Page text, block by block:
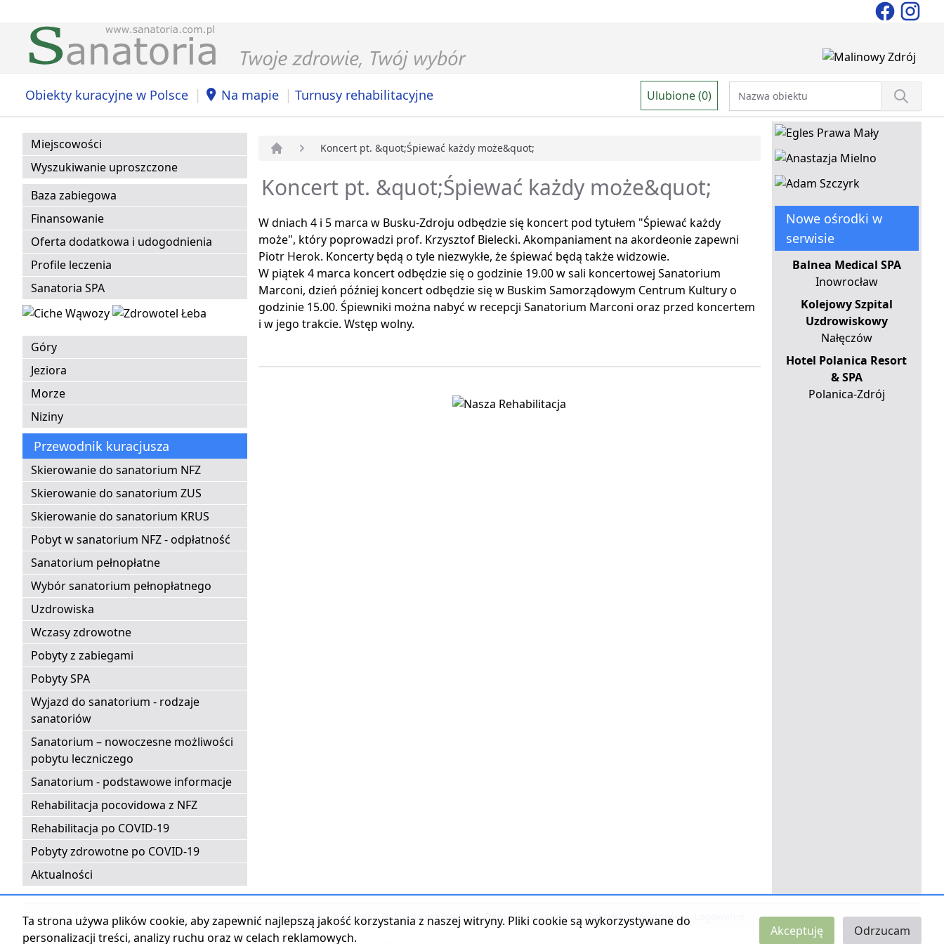
Obiekty kuracyjne w Polsce | Na mapie | Turnusy rehabilitacyjne Ulubione (0)
Miejscowości
Wyszukiwanie uproszczone
Baza zabiegowa
Finansowanie
Oferta dodatkowa i udogodnienia
Profile leczenia
Sanatoria SPA
Góry
Jeziora
Morze
Niziny
Przewodnik kuracjusza
Skierowanie do sanatorium NFZ
Skierowanie do sanatorium ZUS
Skierowanie do sanatorium KRUS
Pobyt w sanatorium NFZ - odpłatność
Sanatorium pełnopłatne
Wybór sanatorium pełnopłatnego
Uzdrowiska
Wczasy zdrowotne
Pobyty z zabiegami
Pobyty SPA
Wyjazd do sanatorium - rodzaje
sanatoriów
Sanatorium – nowoczesne możliwości
pobytu leczniczego
Sanatorium - podstawowe informacje
Rehabilitacja pocovidowa z NFZ
Rehabilitacja po COVID-19
Pobyty zdrowotne po COVID-19
Aktualności
Koncert pt. &quot;Śpiewać każdy może&quot;
Koncert pt. &quot;Śpiewać każdy może&quot;
W dniach 4 i 5 marca w Busku-Zdroju odbędzie się koncert pod tytułem "Śpiewać każdy
może", który poprowadzi prof. Krzysztof Bielecki. Akompaniament na akordeonie zapewni
Piotr Herok. Koncerty będą o tyle niezwykłe, że śpiewać będą także widzowie.
W piątek 4 marca koncert odbędzie się o godzinie 19.00 w sali koncertowej Sanatorium
Marconi, dzień później koncert odbędzie się w Buskim Samorządowym Centrum Kultury o
godzinie 15.00. Śpiewniki można nabyć w recepcji Sanatorium Marconi oraz przed koncertem
i w jego trakcie. Wstęp wolny.
Nowe ośrodki w
serwisie
Balnea Medical SPA
Inowrocław
Kolejowy Szpital
Uzdrowiskowy
Nałęczów
Hotel Polanica Resort
& SPA
Polanica-Zdrój
Strona główna | Kontakt z serwisem | Reklama w serwisie | Regulamin serwisu | Polityka prywatności |
Ta strona używa plików cookie, aby zapewnić najlepszą jakość korzystania z naszej witryny. Pliki cookie są wykorzystywane do
personalizacji treści, analizy ruchu oraz w celach reklamowych.
Akceptuję Odrzucam